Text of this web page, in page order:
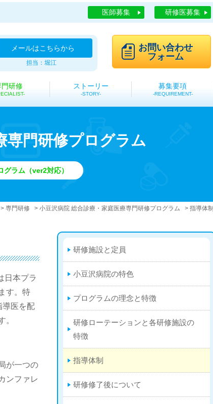
医師募集 研修医募集
メールはこちらから
担当：堀江
お問い合わせ
フォーム
門研修 ストーリー
STORY
募集要項
REQUIREMENT
専門研修プログラム
ラム（ver2対応）
専門研修 小豆沢病院 総合診療・家庭医療専門研修プログラム 指導体制
日本プラ
す。特
導医を配
。
が一つの
ンファレ
研修施設と定員
小豆沢病院の特色
プログラムの理念と特徴
研修ローテーションと各研修施設の
特徴
指導体制
研修修了後について